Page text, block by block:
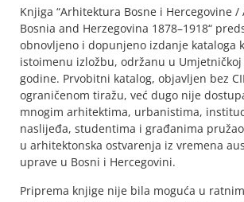
Knjiga “Arhitektura Bosne i Hercegovine
Bosnia and Herzegovina 1878–1918“
obnovljeno i dopunjeno izdanje kataloga
istoimenu izložbu, održanu u Umjetničkoj
godine. Prvobitni katalog, objavljen bez
ograničenom tiražu, već dugo nije
mnogim arhitektima, urbanistima,
naslijeđa, studentima i građanima
u arhitektonska ostvarenja iz vremena
uprave u Bosni i Hercegovini.
Priprema knjige nije bila moguća u